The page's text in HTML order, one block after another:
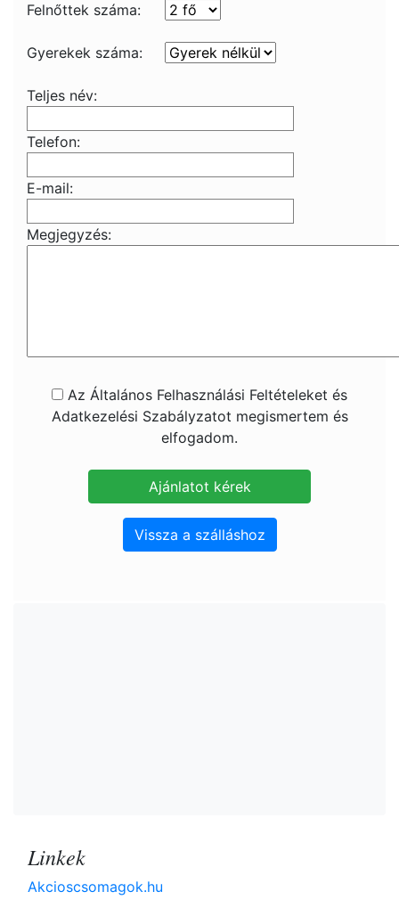
Felnőttek száma:
Gyerekek száma:
Teljes név:
Telefon:
E-mail:
Megjegyzés:
Az Általános Felhasználási Feltételeket és
Adatkezelési Szabályzatot megismertem és
elfogadom.
Vissza a szálláshoz
Linkek
Akcioscsomagok.hu